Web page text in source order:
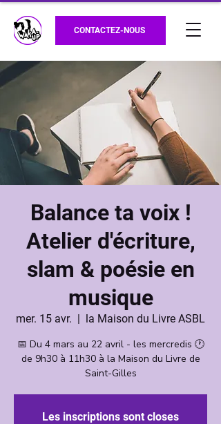
CONTACTEZ-NOUS
Balance ta voix !
Atelier d'écriture,
slam & poésie en
musique
mer. 15 avr.
  |
la Maison du Livre ASBL
📅 Du 4 mars au 22 avril - les mercredis 🕐
de 9h30 à 11h30 à la Maison du Livre de
Saint-Gilles
Les inscriptions sont closes